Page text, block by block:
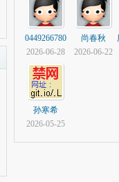
0449266780
2026-06-28
尚春秋
2026-06-22
孙寒希
2026-05-25